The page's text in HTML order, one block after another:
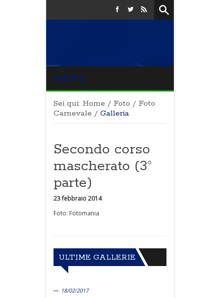
MENU
Sei qui: Home / Foto / Foto
Carnevale / Galleria
Secondo corso
mascherato (3°
parte)
23 febbraio 2014
Foto: Fotomania
ULTIME GALLERIE
18/02/2017